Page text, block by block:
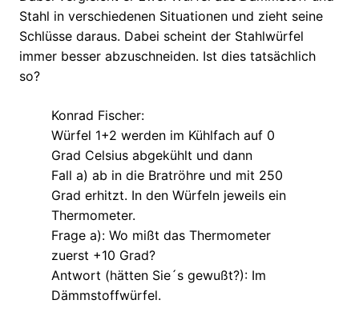
Stahl in verschiedenen Situationen und zieht seine
Schlüsse daraus. Dabei scheint der Stahlwürfel
immer besser abzuschneiden. Ist dies tatsächlich
so?
Konrad Fischer:
Würfel 1+2 werden im Kühlfach auf 0
Grad Celsius abgekühlt und dann
Fall a) ab in die Bratröhre und mit 250
Grad erhitzt. In den Würfeln jeweils ein
Thermometer.
Frage a): Wo mißt das Thermometer
zuerst +10 Grad?
Antwort (hätten Sie´s gewußt?): Im
Dämmstoffwürfel.